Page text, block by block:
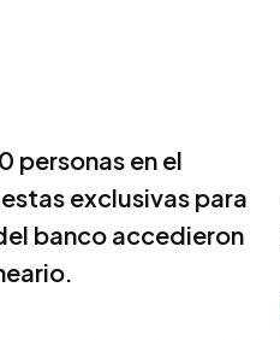
personas en el
exclusivas para
banco accedieron